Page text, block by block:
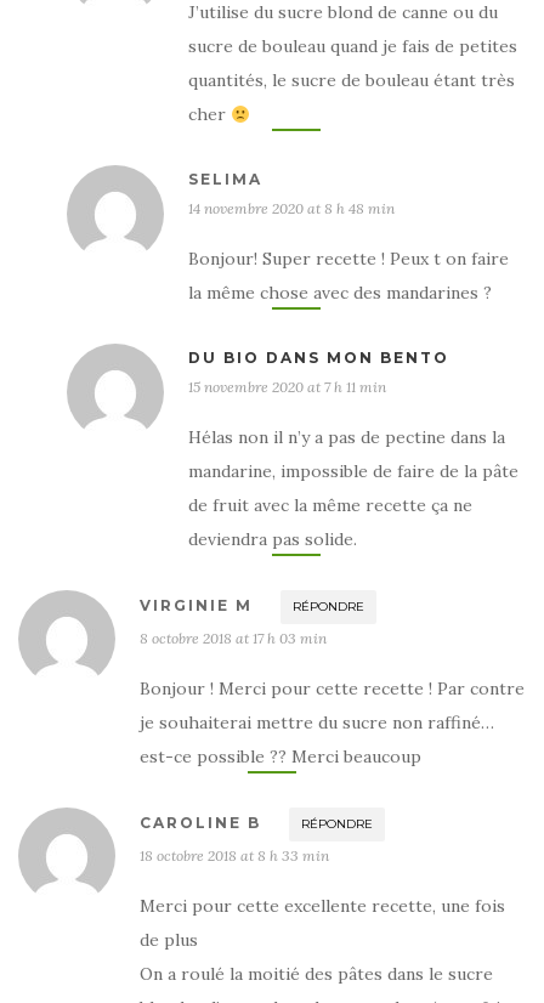
J’utilise du sucre blond de canne ou du
sucre de bouleau quand je fais de petites
quantités, le sucre de bouleau étant très
cher
SELIMA
14 novembre 2020 at 8 h 48 min
Bonjour! Super recette ! Peux t on faire
la même chose avec des mandarines ?
DU BIO DANS MON BENTO
15 novembre 2020 at 7 h 11 min
Hélas non il n’y a pas de pectine dans la
mandarine, impossible de faire de la pâte
de fruit avec la même recette ça ne
deviendra pas solide.
VIRGINIE M RÉPONDRE
8 octobre 2018 at 17 h 03 min
Bonjour ! Merci pour cette recette ! Par contre
je souhaiterai mettre du sucre non raffiné…
est-ce possible ?? Merci beaucoup
CAROLINE B RÉPONDRE
18 octobre 2018 at 8 h 33 min
Merci pour cette excellente recette, une fois
de plus
On a roulé la moitié des pâtes dans le sucre